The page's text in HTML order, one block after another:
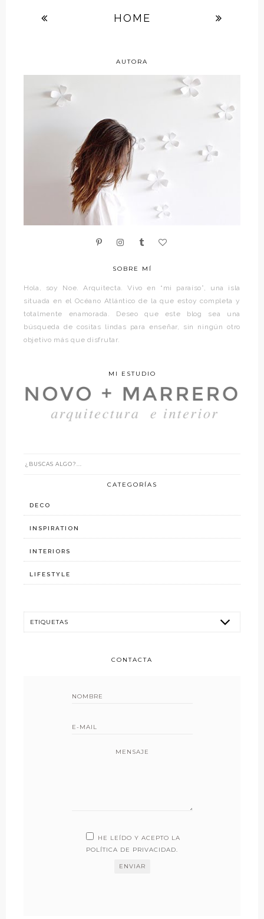
HOME
AUTORA
SOBRE MÍ
Hola, soy Noe. Arquitecta. Vivo en “mi paraíso”, una isla
situada en el Océano Atlántico de la que estoy completa y
totalmente enamorada. Deseo que este blog sea una
búsqueda de cositas lindas para enseñar, sin ningún otro
objetivo más que disfrutar.
MI ESTUDIO
CATEGORÍAS
DECO
INSPIRATION
INTERIORS
LIFESTYLE
CONTACTA
MENSAJE
HE LEÍDO Y ACEPTO LA
POLÍTICA DE PRIVACIDAD